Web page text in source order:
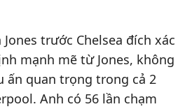
trước Chelsea đích xác
mạnh mẽ từ Jones, không
ấn quan trọng trong cả 2
Anh có 56 lần chạm